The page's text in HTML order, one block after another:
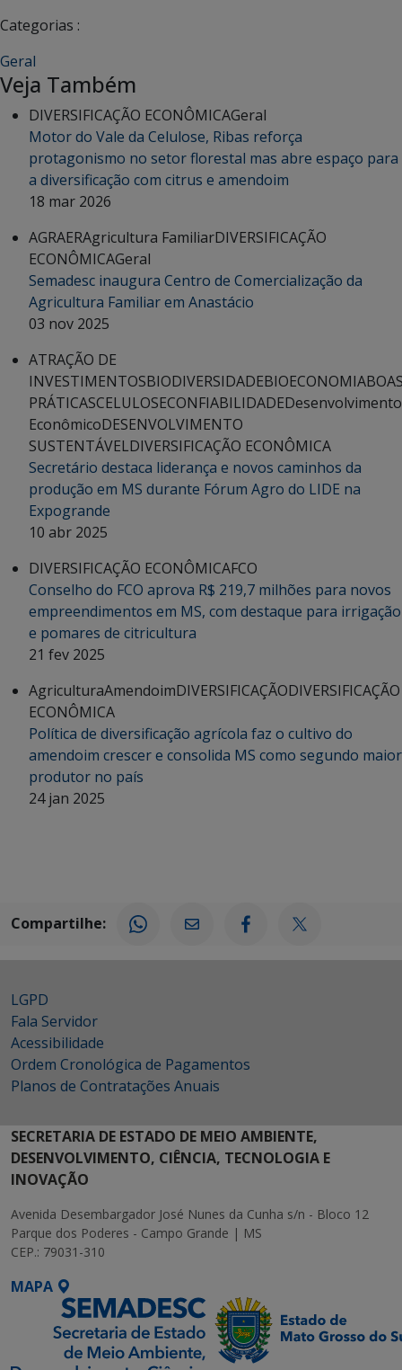
Categorias :
Geral
Veja Também
DIVERSIFICAÇÃO ECONÔMICAGeral
Motor do Vale da Celulose, Ribas reforça
protagonismo no setor florestal mas abre espaço para
a diversificação com citrus e amendoim
18 mar 2026
AGRAERAgricultura FamiliarDIVERSIFICAÇÃO
ECONÔMICAGeral
Semadesc inaugura Centro de Comercialização da
Agricultura Familiar em Anastácio
03 nov 2025
ATRAÇÃO DE
INVESTIMENTOSBIODIVERSIDADEBIOECONOMIA
PRÁTICASCELULOSECONFIABILIDADEDesenvolvimento
EconômicoDESENVOLVIMENTO
SUSTENTÁVELDIVERSIFICAÇÃO ECONÔMICA
Secretário destaca liderança e novos caminhos da
produção em MS durante Fórum Agro do LIDE na
Expogrande
10 abr 2025
DIVERSIFICAÇÃO ECONÔMICAFCO
Conselho do FCO aprova R$ 219,7 milhões para novos
empreendimentos em MS, com destaque para irrigação
e pomares de citricultura
21 fev 2025
AgriculturaAmendoimDIVERSIFICAÇÃODIVERSIFICAÇÃO
ECONÔMICA
Política de diversificação agrícola faz o cultivo do
amendoim crescer e consolida MS como segundo maior
produtor no país
24 jan 2025
Compartilhe:
LGPD
Fala Servidor
Acessibilidade
Ordem Cronológica de Pagamentos
Planos de Contratações Anuais
SECRETARIA DE ESTADO DE MEIO AMBIENTE,
DESENVOLVIMENTO, CIÊNCIA, TECNOLOGIA E
INOVAÇÃO
Avenida Desembargador José Nunes da Cunha s/n - Bloco 12
Parque dos Poderes - Campo Grande | MS
CEP.: 79031-310
MAPA